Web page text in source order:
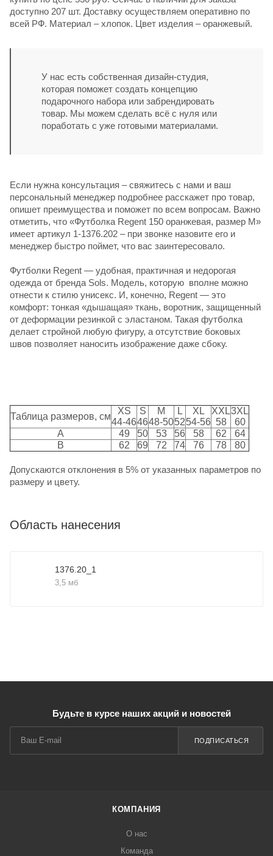
доступно 207 шт. Доставку осуществляем оперативно по
всей РФ. Материал – хлопок. Цвет изделия – оранжевый.
У нас есть собственная дизайн-студия,
которая поможет создать концепцию
подарочного набора или забрендировать
товар. Мы можем сделать всё с нуля или
поработать с уже готовыми материалами.
Если нужна консультация – свяжитесь с нами и ваш
персональный менеджер подробнее расскажет про товар,
опишет преимущества и поможет по всем вопросам. Важно
отметить, что «Футболка Regent 150 оранжевая, размер M»
имеет артикул 1-1376.202 – при звонке назовите его и
менеджер быстро поймет, что вас заинтересовало.
Футболки Regent — удобная, практичная и недорогая
одежда от бренда Sols. Модель, которую вполне можно
отнести к стилю унисекс. И, конечно, Regent — это
комфорт: тонкая «дышащая» ткань, воротник, защищенный
от деформации резинкой с эластаном. Такая футболка
делает стройной любую фигуру, а отсутствие боковых
швов позволяет наносить изображение даже сбоку.
Таблица размеров, см
XS
44-46
S
46
M
48-50
L
52
XL
54-56
XXL
58
3XL
60
A
49 50 53 56 58 62
64
B
62 69 72 74 76 78 80
Допускаются отклонения в 5% от указанных параметров по
размеру и цвету.
Область нанесения
1376.20_1
3,5 мб
Будьте в курсе наших акций и новостей
ПОДПИСАТЬСЯ
КОМПАНИЯ
О нас
Команда